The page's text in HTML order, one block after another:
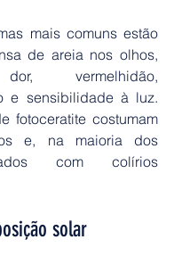
mais comuns estão
de areia nos olhos,
vermelhidão,
e sensibilidade à luz.
fotoceratite costumam
e, na maioria dos
com colírios
solar